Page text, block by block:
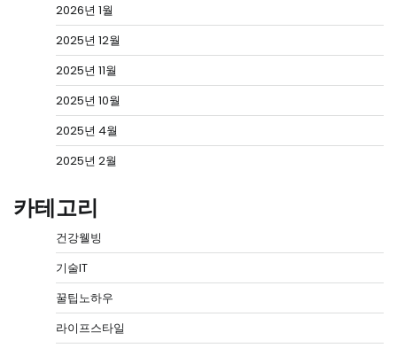
2026년 1월
2025년 12월
2025년 11월
2025년 10월
2025년 4월
2025년 2월
카테고리
건강웰빙
기술IT
꿀팁노하우
라이프스타일